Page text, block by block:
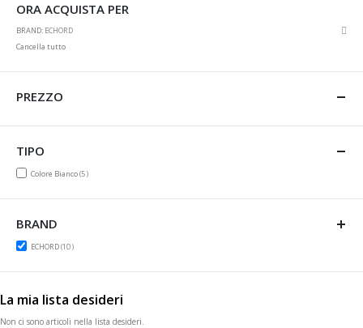
ORA ACQUISTA PER
BRAND ECHORD
Cancella tutto
PREZZO
TIPO
Colore Bianco 5items
BRAND
ECHORD10items
La mia lista desideri
Non ci sono articoli nella lista desideri.